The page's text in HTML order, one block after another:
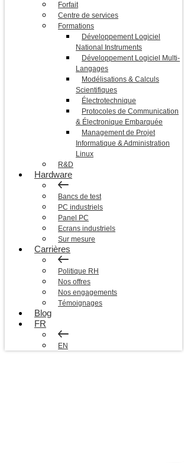
Forfait
Centre de services
Formations
Développement Logiciel
National Instruments
Développement Logiciel Multi-
Langages
Modélisations & Calculs
Scientifiques
Électrotechnique
Protocoles de Communication
& Électronique Embarquée
Management de Projet
Informatique & Administration
Linux
R&D
Hardware
Bancs de test
PC industriels
Panel PC
Ecrans industriels
Sur mesure
Carrières
Politique RH
Nos offres
Nos engagements
Témoignages
Blog
FR
EN